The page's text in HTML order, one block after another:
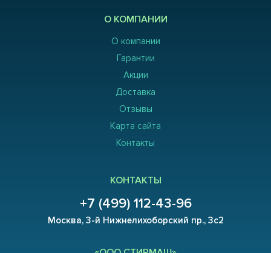
О КОМПАНИИ
О компании
Гарантии
Акции
Доставка
Отзывы
Карта сайта
Контакты
КОНТАКТЫ
+7 (499) 112-43-96
Москва, 3-й Нижнелихоборский пр., 3с2